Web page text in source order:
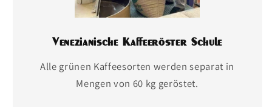
Venezianische Kaffeeröster Schule
Alle grünen Kaffeesorten werden separat in
Mengen von 60 kg geröstet.